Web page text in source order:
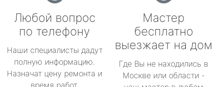
Любой вопрос
по телефону
Наши специалисты дадут
полную информацию.
Назначат цену ремонта и
время работ.
Мастер
бесплатно
выезжает на дом
Где Вы не находились в
Москве или области -